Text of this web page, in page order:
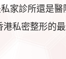
家診所還是
私密整形的